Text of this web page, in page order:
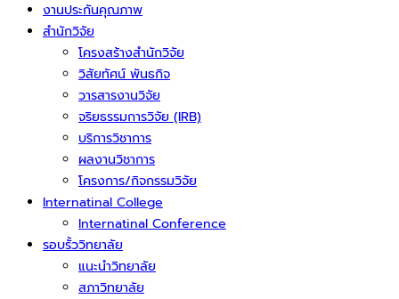
งานประกันคุณภาพ
สำนักวิจัย
โครงสร้างสำนักวิจัย
วิสัยทัศน์ พันธกิจ
วารสารงานวิจัย
จริยธรรมการวิจัย (IRB)
บริการวิชาการ
ผลงานวิชาการ
โครงการ/กิจกรรมวิจัย
Internatinal College
Internatinal Conference
รอบรั้ววิทยาลัย
แนะนำวิทยาลัย
สภาวิทยาลัย